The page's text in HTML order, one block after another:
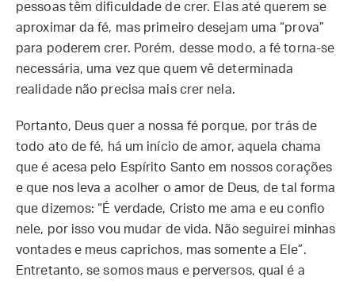
pessoas têm dificuldade de crer. Elas até querem se
aproximar da fé, mas primeiro desejam uma “prova”
para poderem crer. Porém, desse modo, a fé torna-se
necessária, uma vez que quem vê determinada
realidade não precisa mais crer nela.
Portanto, Deus quer a nossa fé porque, por trás de
todo ato de fé, há um início de amor, aquela chama
que é acesa pelo Espírito Santo em nossos corações
e que nos leva a acolher o amor de Deus, de tal forma
que dizemos: “É verdade, Cristo me ama e eu confio
nele, por isso vou mudar de vida. Não seguirei minhas
vontades e meus caprichos, mas somente a Ele”.
Entretanto, se somos maus e perversos, qual é a